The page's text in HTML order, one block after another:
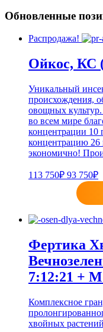
Обновленные
Распродажа!
Ойкос, КС
Уникальный
происхождения,
овощных
во всем мире
концентрации 10
концентрацию 26
экономично!
113 750₽ 93 750₽
Фертика
7:12:21 +
Комплексное
хвойных